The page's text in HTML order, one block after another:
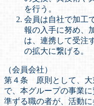
を行う。
会員は自社で加工
報の入手に努め、
は、連携して受注
の拡大に繋げる。
（会員会社）
第４条 原則として、大
で、本グループの事業
準ずる職の者が、活動